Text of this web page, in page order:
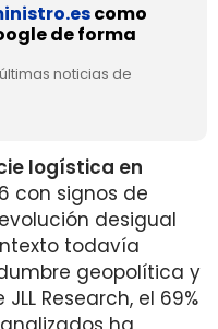
como
de forma
noticias de
logística en
con signos de
desigual
todavía
geopolítica y
Research, el 69%